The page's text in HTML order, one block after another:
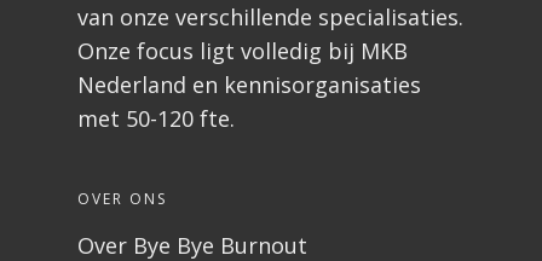
van onze verschillende specialisaties.
Onze focus ligt volledig bij MKB
Nederland en kennisorganisaties
met 50-120 fte.
OVER ONS
Over Bye Bye Burnout